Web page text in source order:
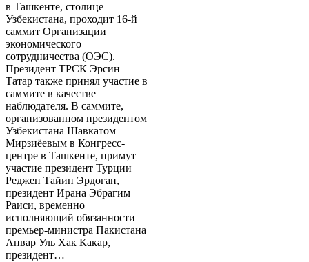
в Ташкенте, столице
Узбекистана, проходит 16-й
саммит Организации
экономического
сотрудничества (ОЭС).
Президент ТРСК Эрсин
Татар также принял участие в
саммите в качестве
наблюдателя. В саммите,
организованном президентом
Узбекистана Шавкатом
Мирзиёевым в Конгресс-
центре в Ташкенте, примут
участие президент Турции
Реджеп Тайип Эрдоган,
президент Ирана Эбрагим
Раиси, временно
исполняющий обязанности
премьер-министра Пакистана
Анвар Уль Хак Какар,
президент…